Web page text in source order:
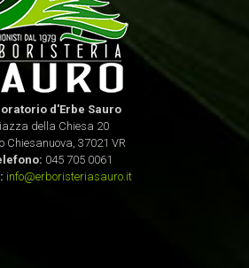
d'Erbe Sauro
della Chiesa 20
Chiesanuova, 37021 VR
045 705 0061
info@erboristeriasauro.it